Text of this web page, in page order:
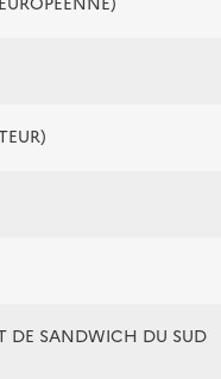
DE SANDWICH DU SUD